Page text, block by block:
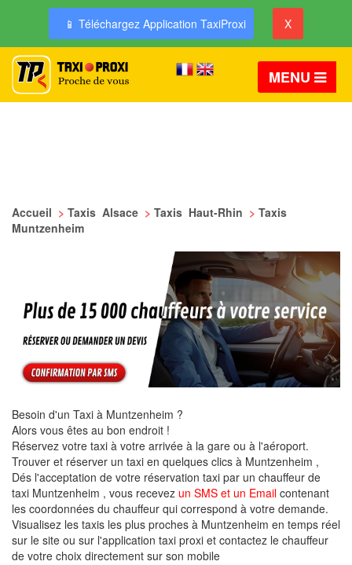
📱 Téléchargez Application TaxiProxi X
MENU
Accueil > Taxis Alsace > Taxis Haut-Rhin > Taxis
Muntzenheim
Besoin d'un Taxi à Muntzenheim ?
Alors vous êtes au bon endroit !
Réservez votre taxi à votre arrivée à la gare ou à l'aéroport.
Trouver et réserver un taxi en quelques clics à Muntzenheim ,
Dés l'acceptation de votre réservation taxi par un chauffeur de
taxi Muntzenheim , vous recevez un SMS et un Email contenant
les coordonnées du chauffeur qui correspond à votre demande.
Visualisez les taxis les plus proches à Muntzenheim en temps réel
sur le site ou sur l'application taxi proxi et contactez le chauffeur
de votre choix directement sur son mobile